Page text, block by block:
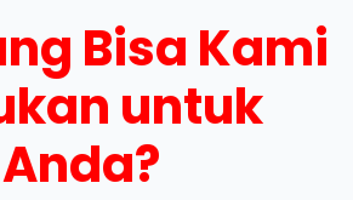
Bisa Kami
untuk
Anda?